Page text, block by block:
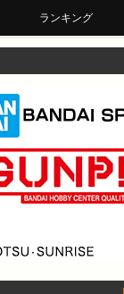
ランキング